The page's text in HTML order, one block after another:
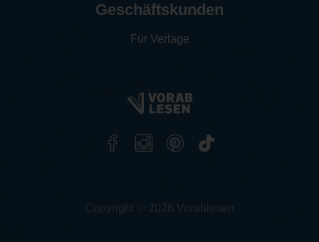
Geschäftskunden
Für Verlage
Copyright © 2026 Vorablesen